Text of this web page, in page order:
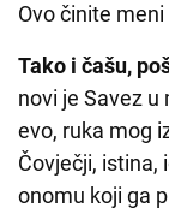
Ovo činite meni
Tako i čašu,
novi je Savez u
evo, ruka mog
Čovječji, istina,
onomu koji ga